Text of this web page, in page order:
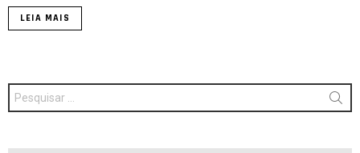
LEIA MAIS
Procurar
por: